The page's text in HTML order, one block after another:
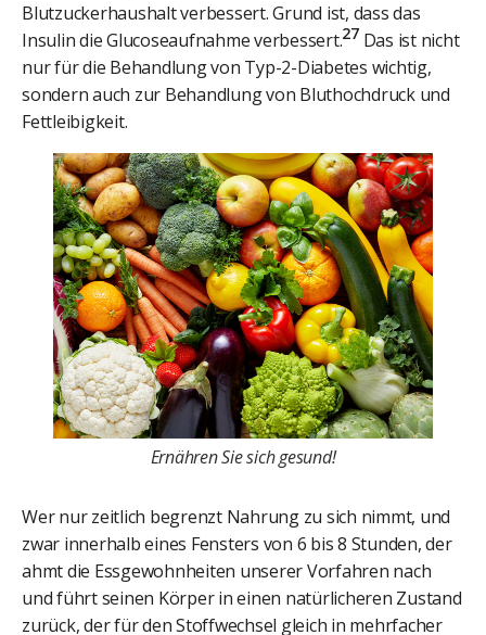
Blutzuckerhaushalt verbessert. Grund ist, dass das
Insulin die Glucoseaufnahme verbessert.27 Das ist nicht
nur für die Behandlung von Typ-2-Diabetes wichtig,
sondern auch zur Behandlung von Bluthochdruck und
Fettleibigkeit.
Ernähren Sie sich gesund!
Wer nur zeitlich begrenzt Nahrung zu sich nimmt, und
zwar innerhalb eines Fensters von 6 bis 8 Stunden, der
ahmt die Essgewohnheiten unserer Vorfahren nach
und führt seinen Körper in einen natürlicheren Zustand
zurück, der für den Stoffwechsel gleich in mehrfacher